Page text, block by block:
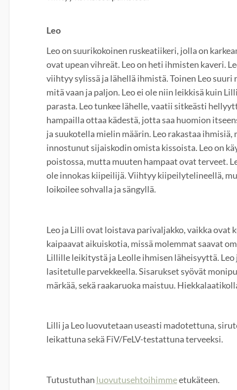
Leo
Leo on suurikokoinen ruskeatiikeri, jolla on
ovat upean vihreät. Leo on heti ihmisten kaveri.
viihtyy sylissä ja lähellä ihmistä. Toinen Leo suuri
mitä vaan ja paljon. Leo ei ole niin leikkisä kuin
parasta. Leo tunkee lähelle, vaatii sitkeästi
hampailla ottaa kädestä, jotta saa huomion
ja suukotella mielin määrin. Leo rakastaa
innostunut sijaiskodin omista kissoista. Leo on
poistossa, mutta muuten hampaat ovat terveet.
ole innokas kiipeilijä. Viihtyy kiipeilytelineellä,
loikoilee sohvalla ja sängyllä.
Leo ja Lilli ovat loistava parivaljakko, vaikka ovat
kaipaavat aikuiskotia, missä molemmat saavat
Lillille leikitystä ja Leolle ihmisen läheisyyttä.
lasitetulle parvekkeella. Sisarukset syövät
märkää, sekä raakaruoka maistuu.
Lilli ja Leo luovutetaan useasti madotettuna,
leikattuna sekä FiV/FeLV-testattuna terveeksi.
Tutustuthan luovutusehtoihimmeetukäteen.